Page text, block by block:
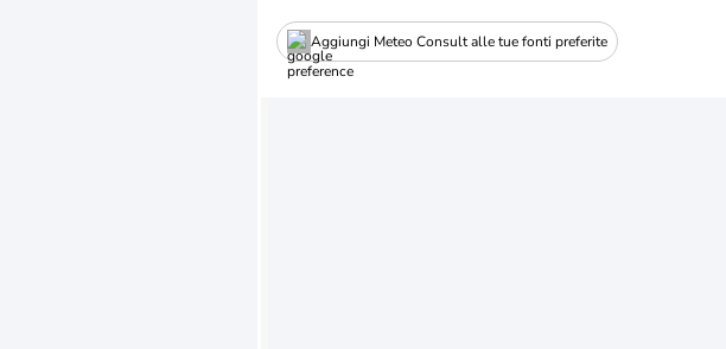
Aggiungi Meteo Consult alle tue fonti preferite